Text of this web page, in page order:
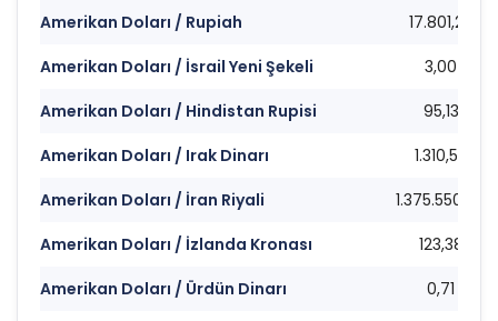
Amerikan Doları / Rupiah
17.801,22
Amerikan Doları / İsrail Yeni Şekeli
3,00
Amerikan Doları / Hindistan Rupisi
95,13
Amerikan Doları / Irak Dinarı
1.310,50
Amerikan Doları / İran Riyali
1.375.550,00
Amerikan Doları / İzlanda Kronası
123,38
Amerikan Doları / Ürdün Dinarı
0,71